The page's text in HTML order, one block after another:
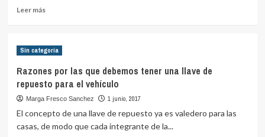
Leer másLeer
¿Para
sirven
cada
herramienta?
Sin categoría
Razones por las que debemos tener una llave de
repuesto para el vehículo
Marga Fresco Sanchez 1 junio, 2017
El concepto de una llave de repuesto ya es valedero para las
casas, de modo que cada integrante de la...